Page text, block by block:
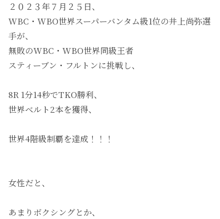
２０２３年７月２５日、
WBC・WBO世界スーパーバンタム級1位の井上尚弥選
手が、
無敗のWBC・WBO世界同級王者
スティーブン・フルトンに挑戦し、
8R 1分14秒でTKO勝利、
世界ベルト2本を獲得、
世界4階級制覇を達成！！！
女性だと、
あまりボクシングとか、